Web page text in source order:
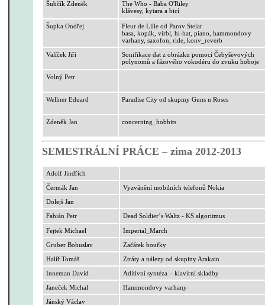
Šubčík Zdeněk The Who - BabaO'Riley
klávesy, kytara a bicí
Šupka Ondřej Fleur de Lille odParov Stelar
basa,kopák , virbl,hi-hat , piano,hammondovy
varhany, saxofon,ride ,konv_reverb
Valíček Jiří
Sonifikace dat z obrázku pomocíČebyševových
polynomů a fázovéhovokodéru do zvuku hoboje
Volný Petr
Wellner Eduard Paradise City od skupinyGuns nRoses
Zdeněk Jan concerning_hobbits
SEMESTRÁLNÍ PRÁCE – zima 2012-2013
Adolf Jindřich
Čermák Jan
Vyzvánění mobilních telefonů Nokia
Dolejš Jan
Fabián Petr
Dead Soldier´s Waltz - KS algoritmus
Fejtek Michael
Imperial_March
Gruber Bohuslav
Začátek bouřky
Halíř Tomáš
Ztráty a nálezy od skupiny Arakain
Inneman David
Aditivní syntéza – klavírní skladby
Janeček Michal
Hammondovy varhany
Jánský Václav